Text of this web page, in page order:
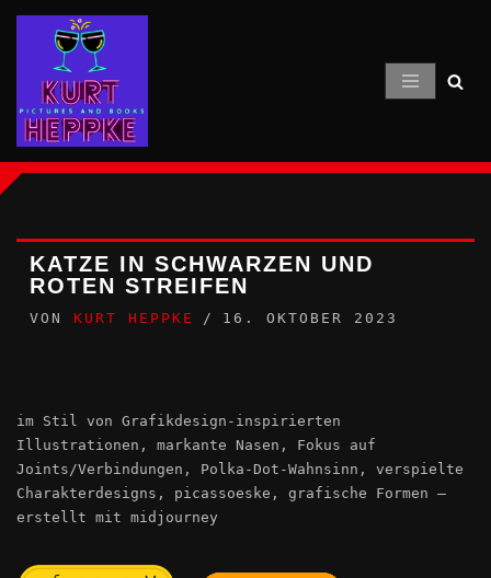
Inhalt
springen
KATZE IN SCHWARZEN UND
ROTEN STREIFEN
VON KURT HEPPKE 16. OKTOBER 2023
im Stil von Grafikdesign-inspirierten
Illustrationen, markante Nasen, Fokus auf
Joints/Verbindungen, Polka-Dot-Wahnsinn, verspielte
Charakterdesigns, picassoeske, grafische Formen –
erstellt mit midjourney